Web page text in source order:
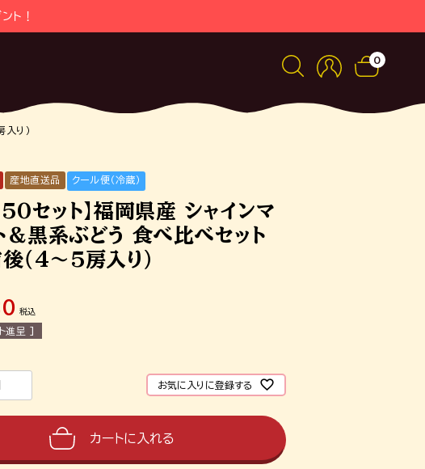
ト！
0
り）
セット】福岡県産 シャインマ
＆黒系ぶどう 食べ比べセット
（4～5房入り）
産地直送品 クール便（冷蔵）
税込
進呈 ]
お気に入りに登録する
カートに入れる